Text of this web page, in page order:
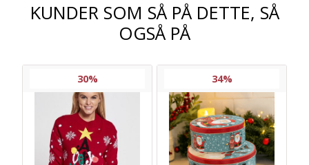
KUNDER SOM SÅ PÅ DETTE, SÅ
OGSÅ PÅ
30% 34%